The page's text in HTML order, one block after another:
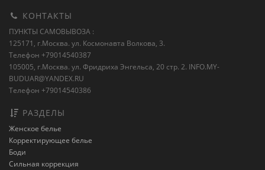
КОНТАКТЫ
ПУНКТЫ САМОВЫВОЗА :
125171, г.Москва. ул. Космонавта Волкова, 3.
Телефон +79014540387
105005, г.Москва. ул. Фридриха Энгельса, 20 стр. 2. INFO.MY-
BUDUAR@YANDEX.RU
Телефон +79014540386
РАЗДЕЛЫ
Женское белье
Корректирующее белье
Боди
Сильная коррекция